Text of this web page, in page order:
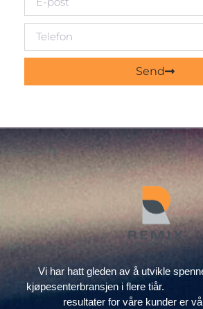
Send
Vi har hatt gleden av å utvikle
kjøpesenterbransjen i flere
resultater for våre kunder er